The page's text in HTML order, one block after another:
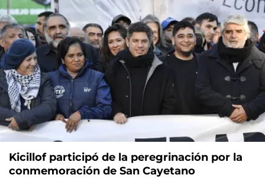
Kicillof participó de la peregrinación por la
conmemoración de San Cayetano